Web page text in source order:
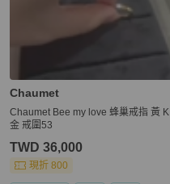
Chaumet
Chaumet Bee my love 蜂巢戒指 黃 K
金 戒圍53
TWD 36,000
現折 800